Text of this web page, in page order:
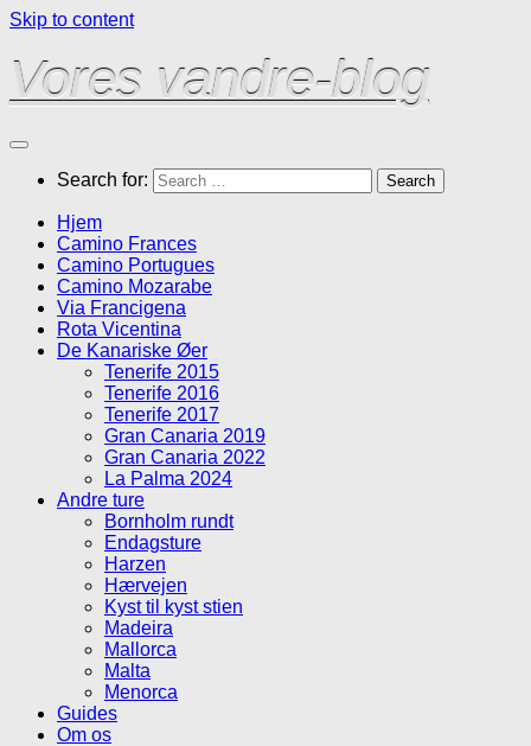
Skip to content
Vores vandre-blog
Search for:
Hjem
Camino Frances
Camino Portugues
Camino Mozarabe
Via Francigena
Rota Vicentina
De Kanariske Øer
Tenerife 2015
Tenerife 2016
Tenerife 2017
Gran Canaria 2019
Gran Canaria 2022
La Palma 2024
Andre ture
Bornholm rundt
Endagsture
Harzen
Hærvejen
Kyst til kyst stien
Madeira
Mallorca
Malta
Menorca
Guides
Om os